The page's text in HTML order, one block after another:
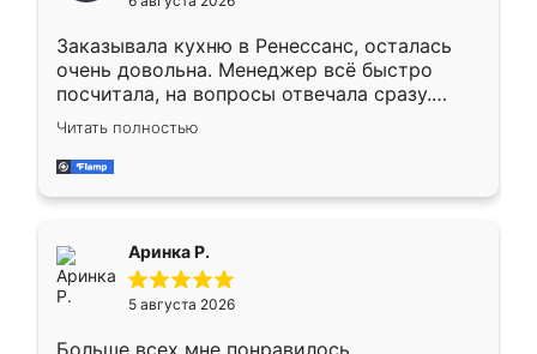
мебели буду заказывать только здесь.
Заказывала кухню в Ренессанс, осталась
очень довольна. Менеджер всё быстро
посчитала, на вопросы отвечала сразу.
Замерщик приехал в субботу, подошёл к
делу со всей ответственностью. Собрали
за день, ребята работали аккуратно, даже
Читать полностью
Аринка Р.
5 августа 2026
Больше всех мне понравилось